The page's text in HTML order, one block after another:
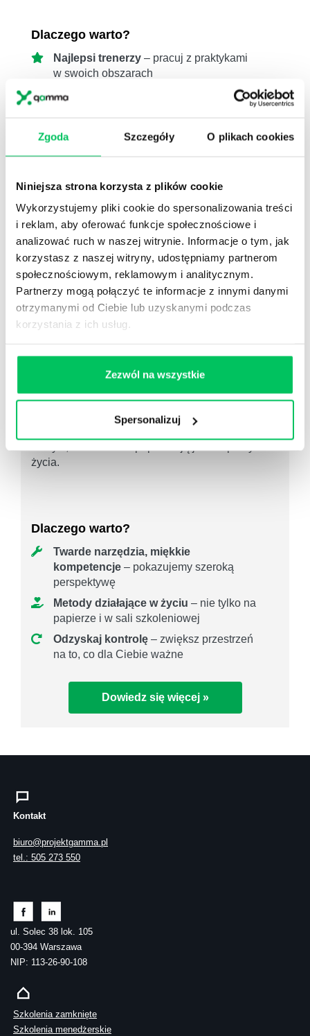
Zgoda Szczegóły O plikach cookies
Niniejsza strona korzysta z plików cookie
Wykorzystujemy pliki cookie do spersonalizowania treści
i reklam, aby oferować funkcje społecznościowe i
analizować ruch w naszej witrynie. Informacje o tym, jak
korzystasz z naszej witryny, udostępniamy partnerom
społecznościowym, reklamowym i analitycznym.
Partnerzy mogą połączyć te informacje z innymi danymi
otrzymanymi od Ciebie lub uzyskanymi podczas
korzystania z ich usług.
Zezwól na wszystkie
Spersonalizuj
Dlaczego warto?
Najlepsi trenerzy – pracuj z praktykami
w swoich obszarach
Nacisk na praktyczny aspekt
Duży wybór aktualnych tematów
rozwijaj to, co naprawdę ma znaczenie
Dowiedz się więcej »
Efektywność osobista
Czas, energia, koncentracja – to Twoje zasoby.
Naucz się nimi zarządzać mądrze, świadomie i z
życia.
Dlaczego warto?
Twarde narzędzia, miękkie
kompetencje – pokazujemy szeroką
perspektywę
Metody działające w życiu – nie tylko na
papierze i w sali szkoleniowej
Odzyskaj kontrolę – zwiększ przestrzeń
na to, co dla Ciebie ważne
Dowiedz się więcej »
Kontakt
biuro@projektgamma.pl
tel.: 505 273 550
ul. Solec 38 lok. 105
00-394 Warszawa
NIP: 113-26-90-108
Szkolenia zamknięte
Szkolenia menedżerskie